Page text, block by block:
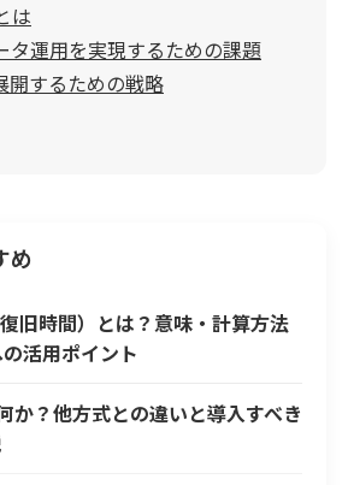
は
タ運用を実現するための課題
開するための戦略
め
旧時間）とは？意味・計算方法
活用ポイント
か？他方式との違いと導入すべき